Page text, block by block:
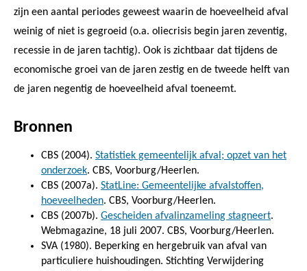
zijn een aantal periodes geweest waarin de hoeveelheid afval
weinig of niet is gegroeid (o.a. oliecrisis begin jaren zeventig,
recessie in de jaren tachtig). Ook is zichtbaar dat tijdens de
economische groei van de jaren zestig en de tweede helft van
de jaren negentig de hoeveelheid afval toeneemt.
Bronnen
CBS (2004). Statistiek gemeentelijk afval; opzet van het
onderzoek. CBS, Voorburg/Heerlen.
CBS (2007a). StatLine: Gemeentelijke afvalstoffen,
hoeveelheden. CBS, Voorburg/Heerlen.
CBS (2007b). Gescheiden afvalinzameling stagneert.
Webmagazine, 18 juli 2007. CBS, Voorburg/Heerlen.
SVA (1980). Beperking en hergebruik van afval van
particuliere huishoudingen. Stichting Verwijdering